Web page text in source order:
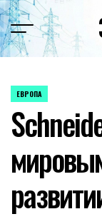
Перейти
к
содержимому
ОПУБЛИКОВАНО
ЕВРОПА